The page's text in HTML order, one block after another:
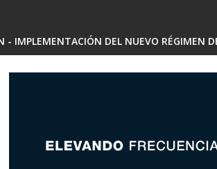
IMPLEMENTACIÓN DEL NUEVO RÉGIMEN
- ARIADNA MARIEL SARRALDE -